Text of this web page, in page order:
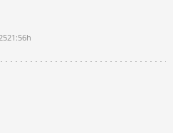
21:56h